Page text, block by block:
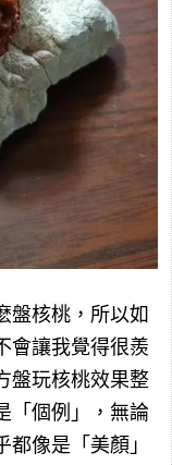
盤核桃，所以如
會讓我覺得很羨
盤玩核桃效果整
「個例」，無論
像是「美顏」